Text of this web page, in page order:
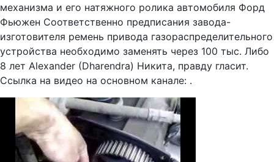
механизма и его натяжного ролика автомобиля Форд
Фьюжен Соответственно предписания завода-
изготовителя ремень привода газораспределительного
устройства необходимо заменять через 100 тыс. Либо
8 лет Alexander (Dharendra) Никита, правду гласит.
Ссылка на видео на основном канале: .